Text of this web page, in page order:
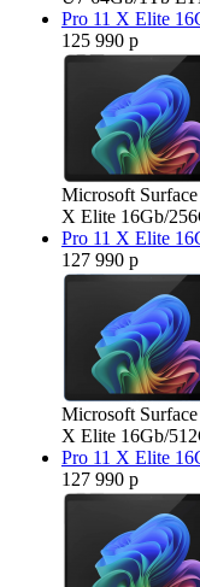
Pro 11 X Elite
125 990 р
Microsoft Surface
X Elite 16Gb/
Pro 11 X Elite
127 990 р
Microsoft Surface
X Elite 16Gb/
Pro 11 X Elite
127 990 р